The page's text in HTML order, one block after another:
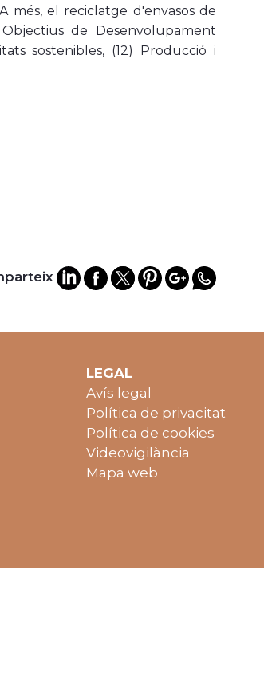
més, el reciclatge d'envasos de
de Desenvolupament
sostenibles, (12) Producció i
LEGAL
Avís legal
Política de privacitat
Política de cookies
Videovigilància
Mapa web